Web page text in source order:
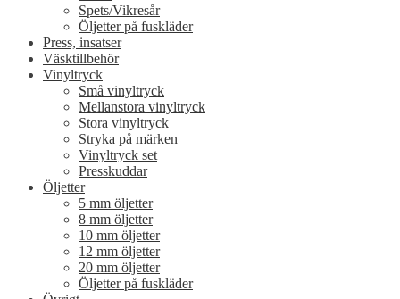
Spets/Vikresår
Öljetter på fuskläder
Press, insatser
Väsktillbehör
Vinyltryck
Små vinyltryck
Mellanstora vinyltryck
Stora vinyltryck
Stryka på märken
Vinyltryck set
Presskuddar
Öljetter
5 mm öljetter
8 mm öljetter
10 mm öljetter
12 mm öljetter
20 mm öljetter
Öljetter på fuskläder